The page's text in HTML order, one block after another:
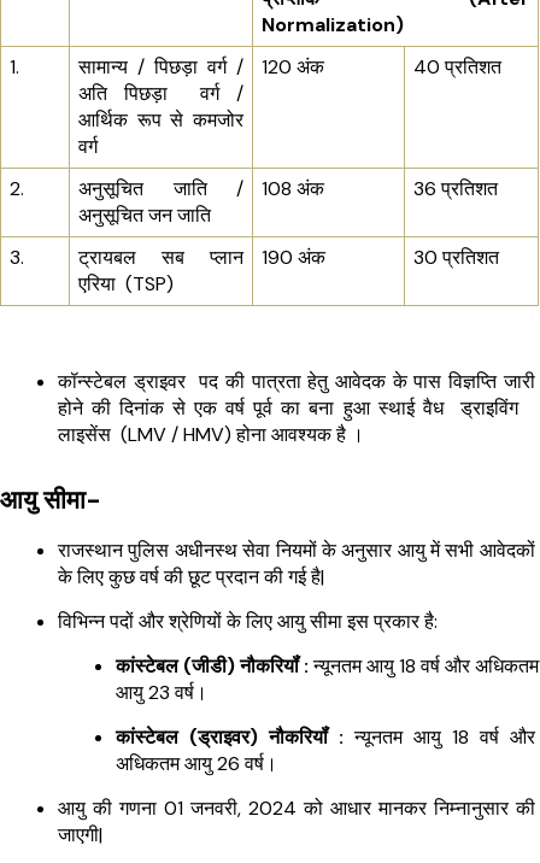
Normalization)
1.
सामान्य / पिछड़ा वर्ग /
अति पिछड़ा  वर्ग /
आर्थिक रूप से कमजोर
वर्ग
120 अंक 40 प्रतिशत
2.
अनुसूचित जाति /
अनुसूचित जन जाति
108 अंक 36 प्रतिशत
3.
ट्रायबल सब प्लान
एरिया  (TSP)
190 अंक 30 प्रतिशत
कॉन्स्टेबल ड्राइवर  पद की पात्रता हेतु आवेदक के पास विज्ञप्ति जारी
होने की दिनांक से एक वर्ष पूर्व का बना हुआ स्थाई वैध  ड्राइविंग
लाइसेंस  (LMV / HMV) होना आवश्यक है ।
आयु सीमा-
राजस्थान पुलिस अधीनस्थ सेवा नियमों के अनुसार आयु में सभी आवेदकों
के लिए कुछ वर्ष की छूट प्रदान की गई है|
विभिन्न पदों और श्रेणियों के लिए आयु सीमा इस प्रकार है:
कांस्टेबल (जीडी) नौकरियॉं : न्यूनतम आयु 18 वर्ष और अधिकतम
आयु 23 वर्ष।
कांस्टेबल (ड्राइवर) नौकरियॉं : न्यूनतम आयु 18 वर्ष और
अधिकतम आयु 26 वर्ष।
आयु की गणना 01 जनवरी, 2024 को आधार मानकर निम्नानुसार की
जाएगी|